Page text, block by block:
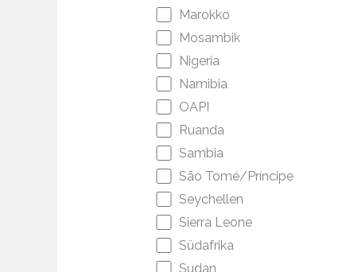
Marokko
Mosambik
Nigeria
Namibia
OAPI
Ruanda
Sambia
São Tomé/Príncipe
Seychellen
Sierra Leone
Südafrika
Sudan